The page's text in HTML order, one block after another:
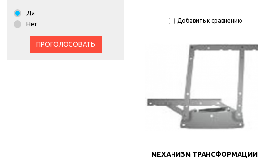
Да
Нет
ПРОГОЛОСОВАТЬ
Добавить к сравнению
МЕХАНИЗМ ТРАНСФОРМАЦИИ